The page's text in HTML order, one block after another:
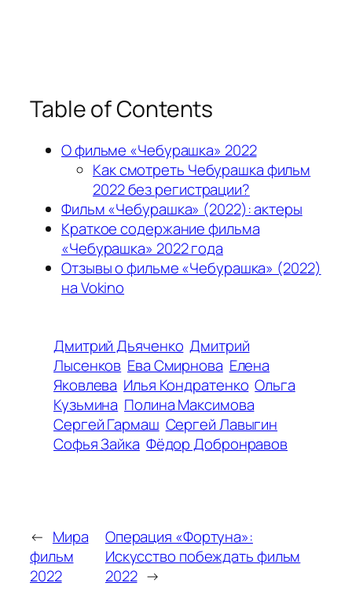
Table of Contents
О фильме «Чебурашка» 2022
Как смотреть Чебурашка фильм
2022 без регистрации?
Фильм «Чебурашка» (2022): актеры
Краткое содержание фильма
«Чебурашка» 2022 года
Отзывы о фильме «Чебурашка» (2022)
на Vokino
Дмитрий Дьяченко Дмитрий
Лысенков Ева Смирнова Елена
Яковлева Илья Кондратенко Ольга
Кузьмина Полина Максимова
Сергей Гармаш Сергей Лавыгин
Софья Зайка Фёдор Добронравов
← Мира
фильм
2022
Операция «Фортуна»:
Искусство побеждать фильм
2022 →